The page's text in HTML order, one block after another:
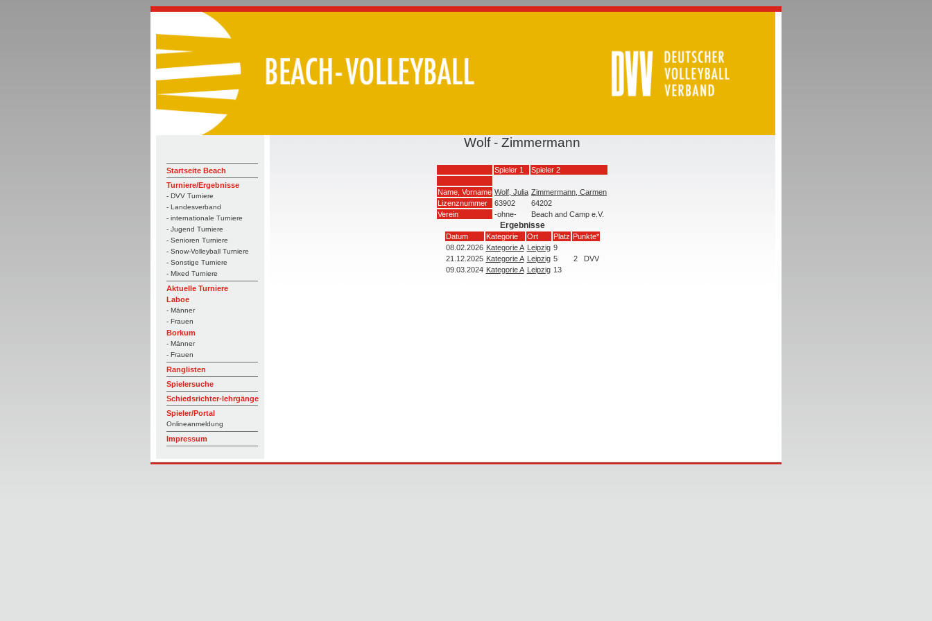
Startseite Beach
Turniere/Ergebnisse
- DVV Turniere
- Landesverband
- internationale Turniere
- Jugend Turniere
- Senioren Turniere
- Snow-Volleyball Turniere
- Sonstige Turniere
- Mixed Turniere
Aktuelle Turniere
Laboe
- Männer
- Frauen
Borkum
- Männer
- Frauen
Ranglisten
Spielersuche
Schiedsrichter-lehrgänge
Spieler/Portal
Onlineanmeldung
Impressum
Wolf - Zimmermann
Spieler 1 Spieler 2
Name, Vorname Wolf, Julia Zimmermann, Carmen
Lizenznummer
63902
64202
Verein
-ohne- Beach and Camp e.V.
Ergebnisse
Datum Kategorie Ort Platz Punkte*
08.02.2026 Kategorie A Leipzig 9
21.12.2025 Kategorie A Leipzig 5 2
DVV
09.03.2024 Kategorie A Leipzig 13